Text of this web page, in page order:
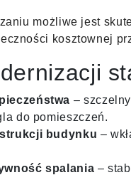
możliwe jest
kosztownej
–
do pomieszczeń.
budynku –
spalania –